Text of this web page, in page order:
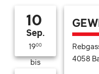
10
Sep.
1900
bis
4058